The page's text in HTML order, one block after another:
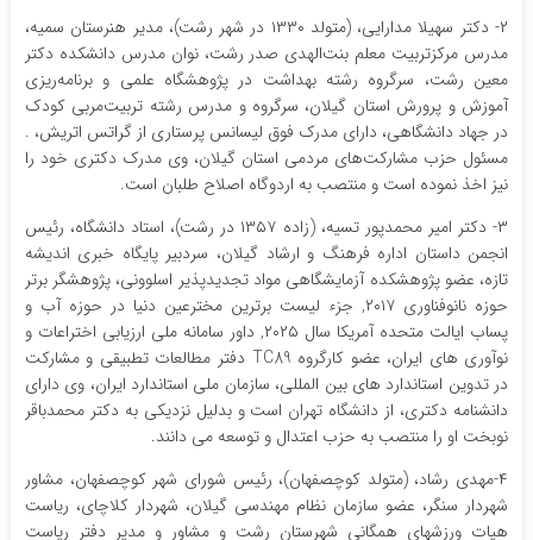
۲- دکتر سهیلا مدارایی، (متولد ۱۳۳۰ در شهر رشت)، مدیر هنرستان سمیه،
مدرس مرکزتربیت معلم بنت‌الهدی صدر رشت، نوان مدرس دانشکده دکتر
معین رشت، سرگروه رشته بهداشت در پژوهشگاه علمی و برنامه‌ریزی
آموزش و پرورش استان گیلان، سرگروه و مدرس رشته تربیت‌مربی کودک
در جهاد دانشگاهی، دارای مدرک فوق لیسانس پرستاری از گراتس اتریش، .
مسئول حزب مشارکت‌های مردمی استان گیلان، وی مدرک دکتری خود را
نیز اخذ نموده است و منتصب به اردوگاه اصلاح طلبان است.
۳- دکتر امیر محمدپور تسیه، (زاده ۱۳۵۷ در رشت)، استاد دانشگاه، رئیس
انجمن داستان اداره فرهنگ و ارشاد گیلان، سردبیر پایگاه خبری اندیشه
تازه، عضو پژوهشکده آزمایشگاهی مواد تجدیدپذیر اسلوونی، پژوهشگر برتر
حوزه نانوفناوری ۲۰۱۷, جزء لیست برترین مخترعین دنیا در حوزه آب و
پساب ایالت متحده آمریکا سال ۲۰۲۵, داور سامانه ملی ارزیابی اختراعات و
نوآوری های ایران، عضو کارگروه TC89 دفتر مطالعات تطبیقی و مشارکت
در تدوین استاندارد های بین المللی، سازمان ملی استاندارد ایران، وی دارای
دانشنامه دکتری، از دانشگاه تهران است و بدلیل نزدیکی به دکتر محمدباقر
نوبخت او را منتصب به حزب اعتدال و توسعه می دانند.
۴-مهدی رشاد، (متولد کوچصفهان)، رئیس شورای شهر کوچصفهان، مشاور
شهردار سنگر، عضو سازمان نظام مهندسی گیلان، شهردار کلاچای، ریاست
هیات ورزشهای همگانی شهرستان رشت و مشاور و مدیر دفتر ریاست